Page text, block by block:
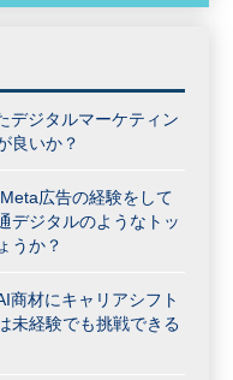
デジタルマーケティン
良いか？
広告の経験をして
デジタルのようなトッ
うか？
商材にキャリアシフト
未経験でも挑戦できる